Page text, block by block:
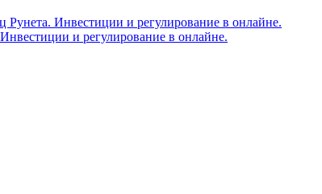
и регулирование в онлайне.